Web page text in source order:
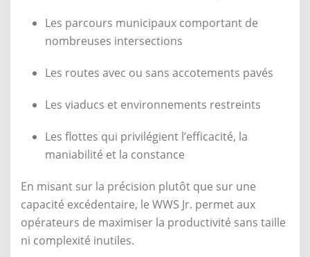
Les parcours municipaux comportant de
nombreuses intersections
Les routes avec ou sans accotements pavés
Les viaducs et environnements restreints
Les flottes qui privilégient l’efficacité, la
maniabilité et la constance
En misant sur la précision plutôt que sur une
capacité excédentaire, le WWS Jr. permet aux
opérateurs de maximiser la productivité sans taille
ni complexité inutiles.